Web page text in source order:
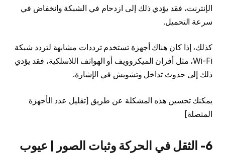
الإنترنت، فقد يؤدي ذلك إلى ازدحام في الشبكة وانخفاض في
سرعة التحميل.
كذلك، إذا كان هناك أجهزة تستخدم ترددات مشابهة لتردد شبكة
Wi-Fi، مثل أفران الميكروويف أو الهواتف اللاسلكية، فقد يؤدي
ذلك إلى حدوث تداخل وتشويش في الإشارة.
يمكنك تحسين هذه المشكلة عن طريق [تقليل عدد الأجهزة
المتصلة]
6- الثقل في الحركة وثبات الصور | عيوب